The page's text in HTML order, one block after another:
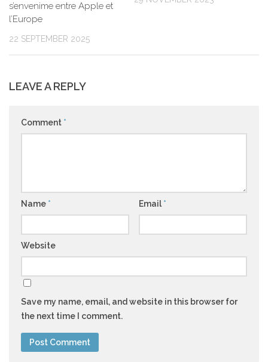
s’envenime entre Apple et
l’Europe
22 SEPTEMBER 2025
LEAVE A REPLY
Comment *
Name * Email *
Website
Save my name, email, and website in this browser for
the next time I comment.